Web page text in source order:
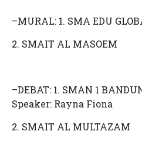
–MURAL: 1. SMA EDU
2. SMAIT AL MASOEM
–DEBAT: 1. SMAN 1
Speaker: Rayna Fiona
2. SMAIT AL MULTAZAM